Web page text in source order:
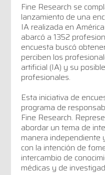
Fine Research se
lanzamiento de una
IA realizada en
abarcó a 1352
encuesta buscó
perciben los
artificial (IA) y su
profesionales.
Esta iniciativa de
programa de
Fine Research.
abordar un tema de
manera independiente
con la intención de
intercambio de
médicas y de